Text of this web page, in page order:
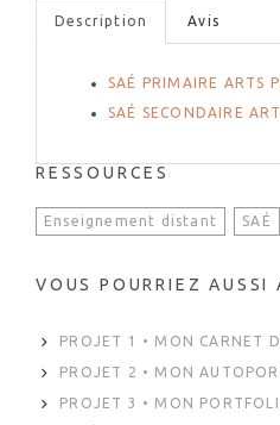
Description Avis
SAÉ PRIMAIRE ARTS
SAÉ SECONDAIRE
RESSOURCES
Enseignement distant SAÉ
VOUS POURRIEZ AUSSI
PROJET 1 • MON CARNET
PROJET 2 • MON
PROJET 3 • MON